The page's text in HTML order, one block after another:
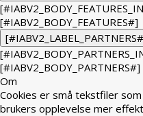
[#IABV2_BODY_FEATURES#]
[#IABV2_BODY_PARTNERS#]
Om
Cookies er små tekstfiler
brukers opplevelse mer